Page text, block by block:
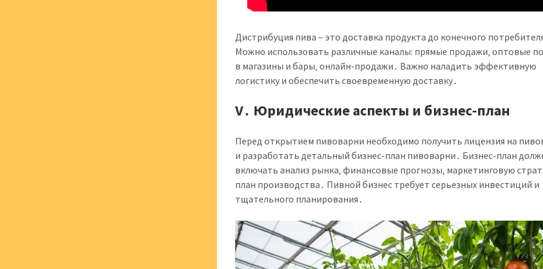
Дистрибуция пива – это доставка продукта до конечного
Можно использовать различные каналы: прямые продажи‚ оптовые
в магазины и бары‚ онлайн-продажи․ Важно наладить эффективную
логистику и обеспечить своевременную доставку․
V․ Юридические аспекты и бизнес-план
Перед открытием пивоварни необходимо получить лицензия на
и разработать детальный бизнес-план пивоварни․ Бизнес-план
включать анализ рынка‚ финансовые прогнозы‚ маркетинговую
план производства․ Пивной бизнес требует серьезных инвестиций и
тщательного планирования․